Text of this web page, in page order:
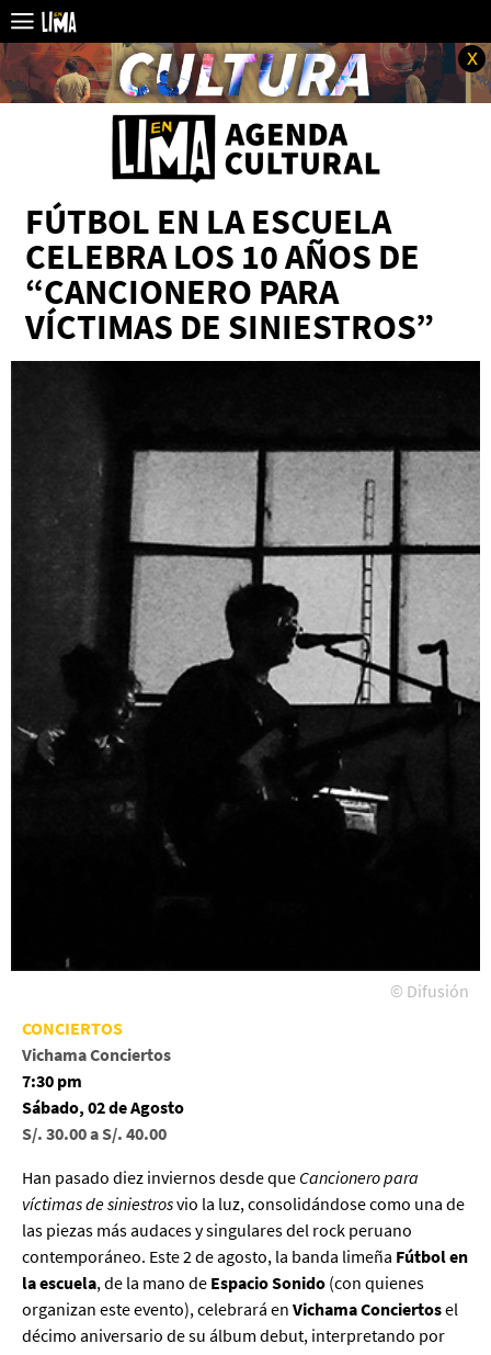
x
FÚTBOL EN LA ESCUELA
CELEBRA LOS 10 AÑOS DE
“CANCIONERO PARA
VÍCTIMAS DE SINIESTROS”
© Difusión
CONCIERTOS
Vichama Conciertos
7:30 pm
Sábado, 02 de Agosto
S/. 30.00 a S/. 40.00
Han pasado diez inviernos desde que Cancionero para
víctimas de siniestrosvio la luz, consolidándose como una de
las piezas más audaces y singulares del rock peruano
contemporáneo. Este 2 de agosto, la banda limeña Fútbol en
la escuela, de la mano de Espacio Sonido (con quienes
organizan este evento), celebrará en Vichama Conciertosel
décimo aniversario de su álbum debut, interpretando por